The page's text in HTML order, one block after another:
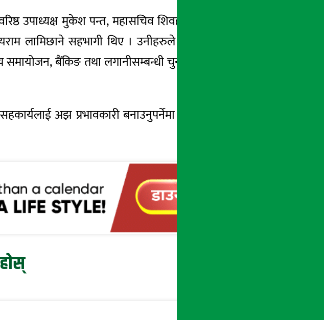
उपाध्यक्ष मुकेश पन्त, महासचिव शिवहरि घिमिरे, बागमती प्रदेशका
लामिछाने सहभागी थिए ।उनीहरुलेनिर्माण क्षेत्रले भोग्दै आएका
समायोजन,बैंकिङतथा लगानीसम्बन्धी चुनौतीबारे प्रधानमन्त्री शाहलाई
अझ प्रभावकारी बनाउनुपर्नेमा निर्माण